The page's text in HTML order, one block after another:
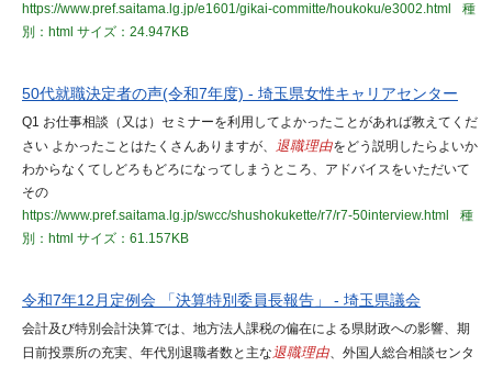
https://www.pref.saitama.lg.jp/e1601/gikai-committe/houkoku/e3002.html
種
別：html サイズ：24.947KB
50代就職決定者の声(令和7年度) - 埼玉県女性キャリアセンター
Q1 お仕事相談（又は）セミナーを利用してよかったことがあれば教えてくだ
さい よかったことはたくさんありますが、 退職理由をどう説明したらよいか
わからなくてしどろもどろになってしまうところ、アドバイスをいただいて
その
https://www.pref.saitama.lg.jp/swcc/shushokukette/r7/r7-50interview.html
種
別：html サイズ：61.157KB
令和7年12月定例会 「決算特別委員長報告」 - 埼玉県議会
会計及び特別会計決算では、地方法人課税の偏在による県財政への影響、期
日前投票所の充実、年代別退職者数と主な退職理由、外国人総合相談センタ